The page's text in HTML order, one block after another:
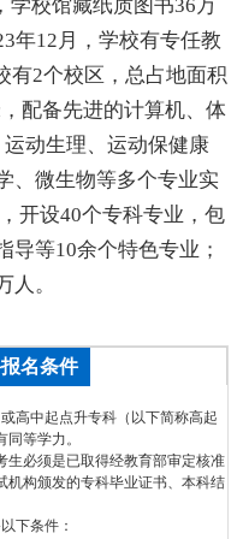
学校馆藏纸质图书36万
年12月，学校有专任教
有2个校区，总占地面积
配备先进的计算机、体
动生理、运动保健康
、微生物等多个专业实
开设40个专科专业，包
导等10余个特色专业；
人。
名条件
高中起点升专科（以下简称高起
等学力。
生必须是已取得经教育部审定核准
机构颁发的专科毕业证书、本科结
下条件：